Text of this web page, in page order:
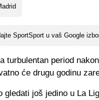
SportSport u vaš Google
turbulentan period
će drugu godinu
gledati još jedino u La